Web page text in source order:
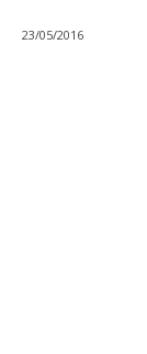
23/05/2016